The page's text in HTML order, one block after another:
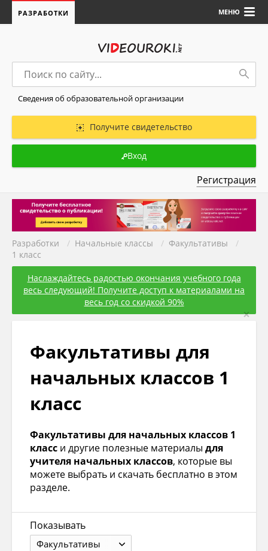
МЕНЮ
РАЗРАБОТКИ
Сведения об образовательной организации
Получите свидетельство
Вход
Регистрация
Разработки / Начальные классы / Факультативы
/
1 класс
Наслаждайтесь радостью окончания учебного года
весь следующий! Получите доступ к материалами на
весь год со скидкой 90%
×
Факультативы для
начальных классов 1
класс
Факультативы для начальных классов 1
класс и другие полезные материалы для
учителя начальных классов, которые вы
можете выбрать и скачать бесплатно в этом
разделе.
Показывать
Факультативы